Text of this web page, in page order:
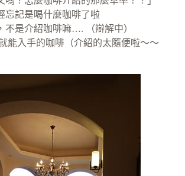
記是喝什麼咖啡了啦
不是介紹咖啡嘛…. （辯解中）
能入手的咖啡（介紹的太隨便啦～～